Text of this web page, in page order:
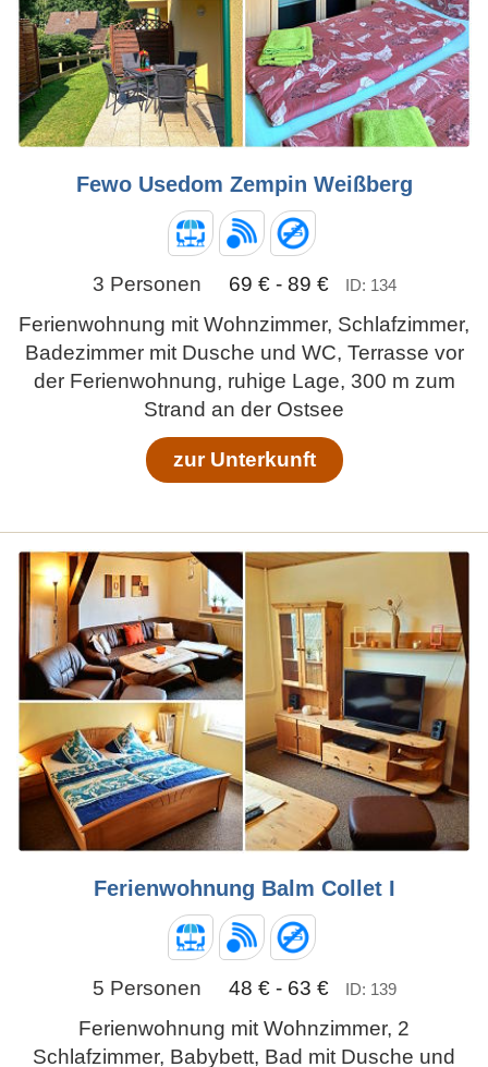
Fewo Usedom Zempin Weißberg
3 Personen 69 € - 89 € ID: 134
Ferienwohnung mit Wohnzimmer, Schlafzimmer,
Badezimmer mit Dusche und WC, Terrasse vor
der Ferienwohnung, ruhige Lage, 300 m zum
Strand an der Ostsee
zur Unterkunft
Ferienwohnung Balm Collet I
5 Personen 48 € - 63 € ID: 139
Ferienwohnung mit Wohnzimmer, 2
Schlafzimmer, Babybett, Bad mit Dusche und